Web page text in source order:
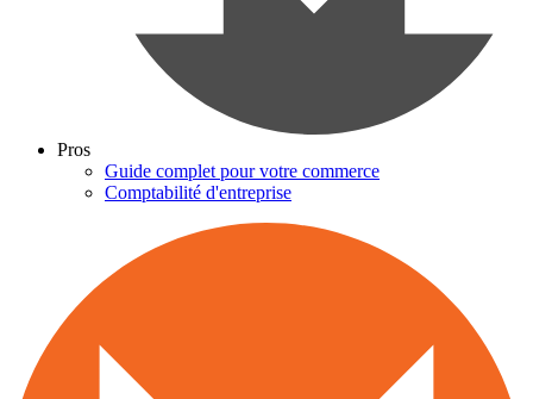
Pros
Guide complet pour votre commerce
Comptabilité d'entreprise